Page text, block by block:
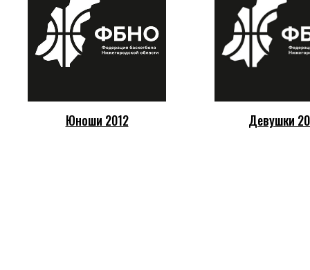
Юноши 2012 Девушки